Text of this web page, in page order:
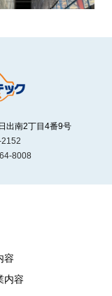
出南2丁目4番9号
8008
容
内容